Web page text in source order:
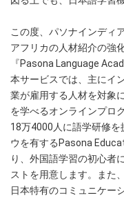
この度、パソナインディ
アフリカの人材紹介の強
『Pasona Language
本サービスでは、主にイ
業が雇用する人材を対象
を学べるオンラインプロ
18万4000人に語学研修
ウを有するPasona
り、外国語学習の初心者
ストを用意します。また
日本特有のコミュニケー